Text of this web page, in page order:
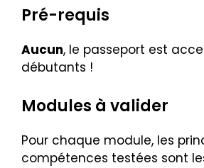
Pré-requis
Aucun, le passeport est
débutants !
Modules à valider
Pour chaque module, les
compétences testées sont